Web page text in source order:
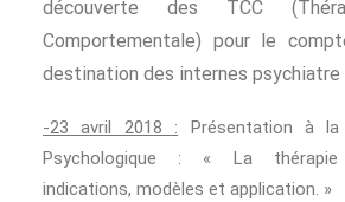
découverte des TCC
Comportementale) pour le
destination des internes psychiatre
-23 avril 2018 : Présentation à
Psychologique : « La thérapie
indications, modèles et application. »